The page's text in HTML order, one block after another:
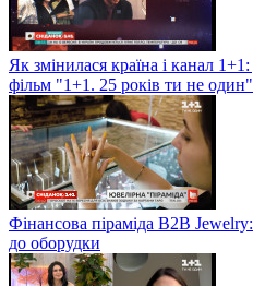
Як змінилася країна і канал
фільм "1+1. 25 років ти не один"
Фінансова піраміда B2B
до оборудки